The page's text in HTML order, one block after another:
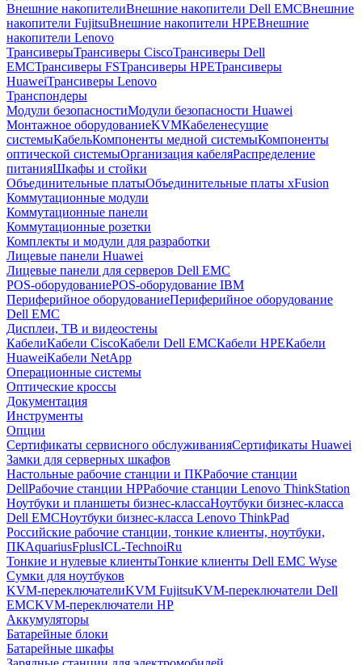
Внешние накопителиВнешние накопители Dell EMCВнешние
накопители FujitsuВнешние накопители HPEВнешние
накопители Lenovo
ТрансиверыТрансиверы CiscoТрансиверы Dell
EMCТрансиверы FSТрансиверы HPEТрансиверы
HuaweiТрансиверы Lenovo
Транспондеры
Модули безопасностиМодули безопасности Huawei
Монтажное оборудованиеKVMКабеленесущие
системыКабельКомпоненты медной системыКомпоненты
оптической системыОрганизация кабеляРаспределение
питанияШкафы и стойки
Объединительные платыОбъединительные платы xFusion
Коммутационные модули
Коммутационные панели
Коммутационные розетки
Комплекты и модули для разработки
Лицевые панели Huawei
Лицевые панели для серверов Dell EMC
POS-оборудованиеPOS-оборудование IBM
Периферийное оборудованиеПериферийное оборудование
Dell EMC
Дисплеи, ТВ и видеостены
КабелиКабели CiscoКабели Dell EMCКабели HPEКабели
HuaweiКабели NetApp
Операционные системы
Оптические кроссы
Документация
Инструменты
Опции
Сертификаты сервисного обслуживанияСертификаты Huawei
Замки для серверных шкафов
Настольные рабочие станции и ПКРабочие станции
DellРабочие станции HPРабочие станции Lenovo ThinkStation
Ноутбуки и планшеты бизнес-классаНоутбуки бизнес-класса
Dell EMCНоутбуки бизнес-класса Lenovo ThinkPad
Российские рабочие станции, тонкие клиенты, ноутбуки,
ПКAquariusFplusICL-TechnoiRu
Тонкие и нулевые клиентыТонкие клиенты Dell EMC Wyse
Сумки для ноутбуков
KVM-переключателиKVM FujitsuKVM-переключатели Dell
EMCKVM-переключатели HP
Аккумуляторы
Батарейные блоки
Батарейные шкафы